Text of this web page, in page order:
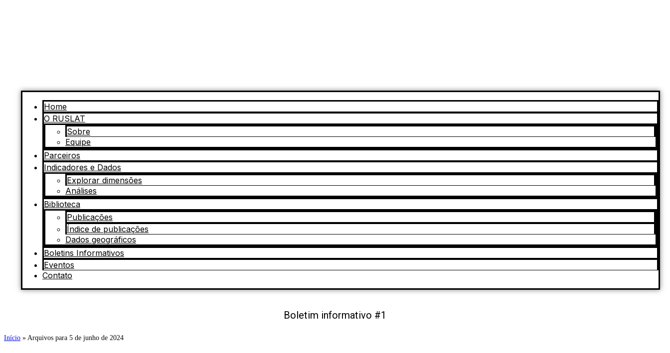
Home
O RUSLAT
Sobre
Equipe
Parceiros
Indicadores e Dados
Explorar dimensões
Análises
Biblioteca
Publicações
Índice de publicações
Dados geográficos
Boletins Informativos
Eventos
Contato
Boletim informativo #1
Início » Arquivos para 5 de junho de 2024